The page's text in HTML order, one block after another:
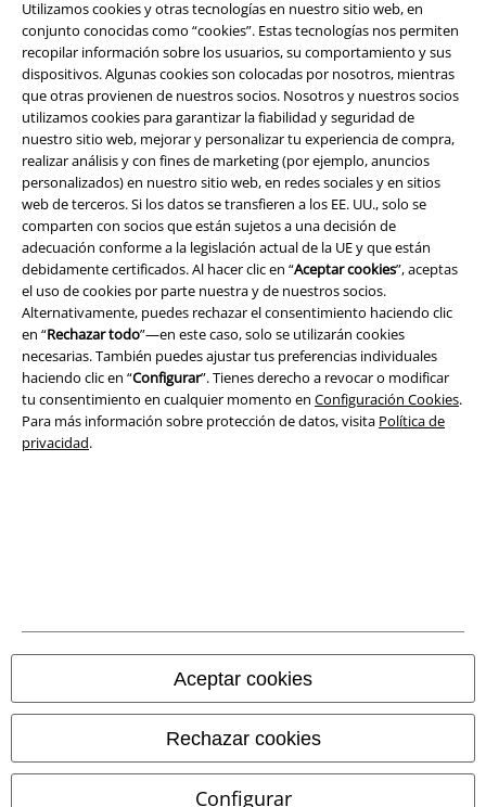
Utilizamos cookies y otras tecnologías en nuestro sitio web, en
conjunto conocidas como “cookies”. Estas tecnologías nos permiten
recopilar información sobre los usuarios, su comportamiento y sus
dispositivos. Algunas cookies son colocadas por nosotros, mientras
que otras provienen de nuestros socios. Nosotros y nuestros socios
utilizamos cookies para garantizar la fiabilidad y seguridad de
nuestro sitio web, mejorar y personalizar tu experiencia de compra,
realizar análisis y con fines de marketing (por ejemplo, anuncios
personalizados) en nuestro sitio web, en redes sociales y en sitios
web de terceros. Si los datos se transfieren a los EE. UU., solo se
comparten con socios que están sujetos a una decisión de
adecuación conforme a la legislación actual de la UE y que están
debidamente certificados. Al hacer clic en “Aceptar cookies”, aceptas
el uso de cookies por parte nuestra y de nuestros socios.
Alternativamente, puedes rechazar el consentimiento haciendo clic
en “Rechazar todo”—en este caso, solo se utilizarán cookies
necesarias. También puedes ajustar tus preferencias individuales
haciendo clic en “Configurar”. Tienes derecho a revocar o modificar
tu consentimiento en cualquier momento en Configuración Cookies.
Para más información sobre protección de datos, visita Política de
privacidad.
Aceptar cookies
Rechazar cookies
Configurar
Legal
Términos y Condiciones
Aviso Legal
Ley protección de datos
Eliminación de residuos y protección del medioambiente
Declaración de Conformidad
© 1986-2026 E.M.P. Merchandising HGmbH
Tiendas EMP online